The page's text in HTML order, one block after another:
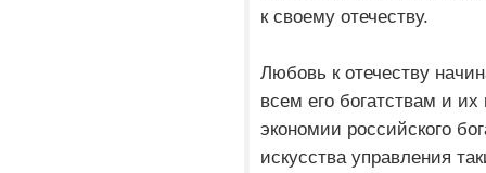
к своему отечеству.
Любовь к отечеству
всем его богатствам и
экономии российского
искусства управления